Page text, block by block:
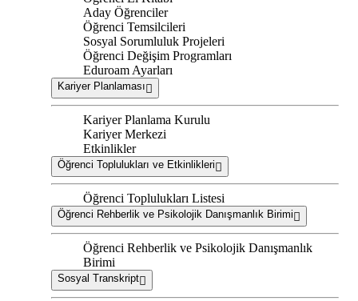
Aday Öğrenciler
Öğrenci Temsilcileri
Sosyal Sorumluluk Projeleri
Öğrenci Değişim Programları
Eduroam Ayarları
Kariyer Planlaması
Kariyer Planlama Kurulu
Kariyer Merkezi
Etkinlikler
Öğrenci Toplulukları ve Etkinlikleri
Öğrenci Toplulukları Listesi
Öğrenci Rehberlik ve Psikolojik Danışmanlık Birimi
Öğrenci Rehberlik ve Psikolojik Danışmanlık
Birimi
Sosyal Transkript